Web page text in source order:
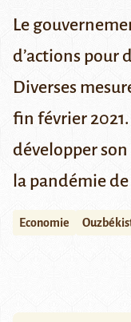
Le
d’actions pour
Diverses
fin février
développer
la pandémie
Economie